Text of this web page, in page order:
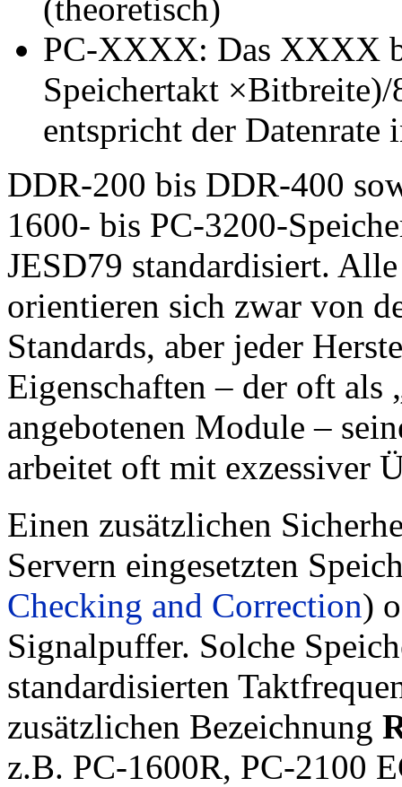
(theoretisch)
PC-XXXX: Das XXXX
Speichertakt
entspricht der Datenrate
DDR-200 bis DDR-400
1600- bis PC-3200-
JESD79 standardisiert.
orientieren sich zwar von
Standards, aber jeder
Eigenschaften – der oft als
angebotenen Module –
arbeitet oft mit exzessiver
Einen zusätzlichen
Servern eingesetzten
Checking and Correction)
Signalpuffer. Solche
standardisierten
zusätzlichen Bezeichnung
z.B. PC-1600R, PC-2100